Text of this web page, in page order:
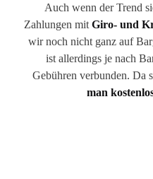
Auch wenn der Trend
Zahlungen mit Giro- und
wir noch nicht ganz auf
ist allerdings je nach
Gebühren verbunden. Da
man